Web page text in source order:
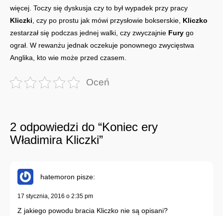
więcej. Toczy się dyskusja czy to był wypadek przy pracy
Kliczki , czy po prostu jak mówi przysłowie bokserskie, Kliczko
zestarzał się podczas jednej walki, czy zwyczajnie Fury go
ograł. W rewanżu jednak oczekuje ponownego zwycięstwa
Anglika, kto wie może przed czasem.
Oceń
2 odpowiedzi do “Koniec ery
Władimira Kliczki”
hatemoron pisze:
17 stycznia, 2016 o 2:35 pm
Z jakiego powodu bracia Kliczko nie są opisani?